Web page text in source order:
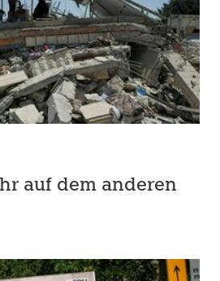
auf dem anderen